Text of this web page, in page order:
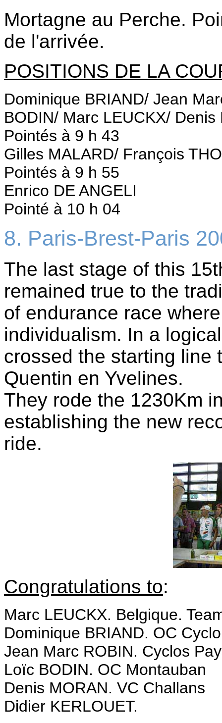
Mortagne au Perche.
de l'arrivée.
POSITIONS DE LA
Dominique BRIAND/ Jean
BODIN/ Marc LEUCKX/ Denis
Pointés à 9 h 43
Gilles MALARD/ François
Pointés à 9 h 55
Enrico DE ANGELI
Pointé à 10 h 04
8. Paris-Brest-Paris
The last stage of this
remained true to the
of endurance race
individualism. In a
crossed the starting line
Quentin en Yvelines.
They rode the 1230Km
establishing the new
ride.
Congratulations to:
Marc LEUCKX. Belgique.
Dominique BRIAND. OC
Jean Marc ROBIN. Cyclos
Loïc BODIN. OC Montauban
Denis MORAN. VC Challans
Didier KERLOUET.